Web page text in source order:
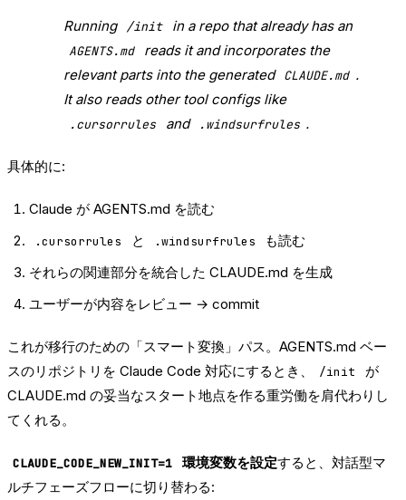
Running /init in a repo that already has an
AGENTS.md
reads it and incorporates the
relevant parts into the generated CLAUDE.md .
It also reads other tool configs like
.cursorrules and .windsurfrules .
具体的に:
Claude が AGENTS.md を読む
.cursorrules と .windsurfrules
も読む
それらの関連部分を統合した CLAUDE.md を生成
ユーザーが内容をレビュー → commit
これが移行のための「スマート変換」パス。AGENTS.md ベー
スのリポジトリを Claude Code 対応にするとき、
/init
が
CLAUDE.md の妥当なスタート地点を作る重労働を肩代わりし
てくれる。
CLAUDE_CODE_NEW_INIT=1 環境変数を設定すると、対話型マ
ルチフェーズフローに切り替わる: